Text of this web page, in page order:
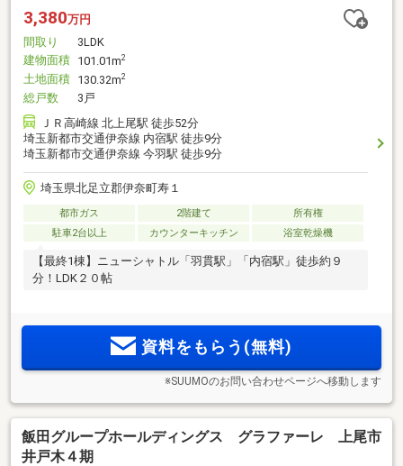
3,380万円
間取り
3LDK
建物面積 101.01m2
土地面積 130.32m2
総戸数
3戸
ＪＲ高崎線 北上尾駅 徒歩52分
埼玉新都市交通伊奈線 内宿駅 徒歩9分
埼玉新都市交通伊奈線 今羽駅 徒歩9分
埼玉県北足立郡伊奈町寿１
都市ガス 2階建て
所有権
駐車2台以上
カウンターキッチン 浴室乾燥機
【最終1棟】ニューシャトル「羽貫駅」「内宿駅」徒歩約９
分！LDK２０帖
資料をもらう(無料)
※SUUMOのお問い合わせページへ移動します
飯田グループホールディングス グラファーレ 上尾市
井戸木４期